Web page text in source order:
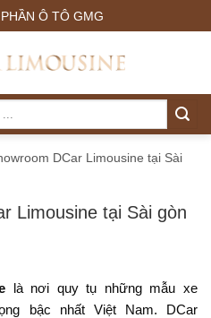
Ô TÔ GMG
DCar Limousine tại Sài
Limousine tại Sài gòn
là nơi quy tụ những mẫu xe
bậc nhất Việt Nam. DCar